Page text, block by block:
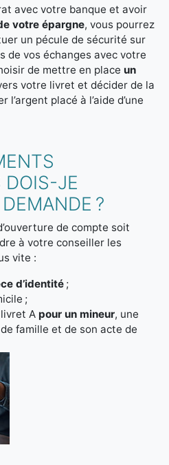
avec votre banque et avoir
votre épargne, vous pourrez
un pécule de sécurité sur
de vos échanges avec votre
de mettre en place un
votre livret et décider de la
placé à l’aide d’une
DOIS-JE
?
de compte soit
à votre conseiller les
vite :
d’identité ;
;
A pour un mineur, une
famille et de son acte de